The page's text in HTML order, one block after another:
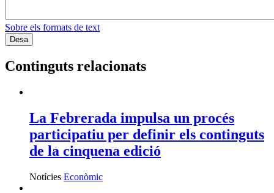
Sobre els formats de text
Continguts relacionats
La Febrerada impulsa un procés
participatiu per definir els continguts
de la cinquena edició
Notícies Econòmic